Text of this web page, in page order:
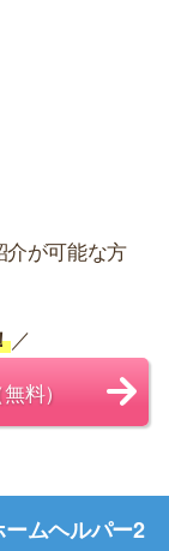
が可能な方
／
料）
ムヘルパー2